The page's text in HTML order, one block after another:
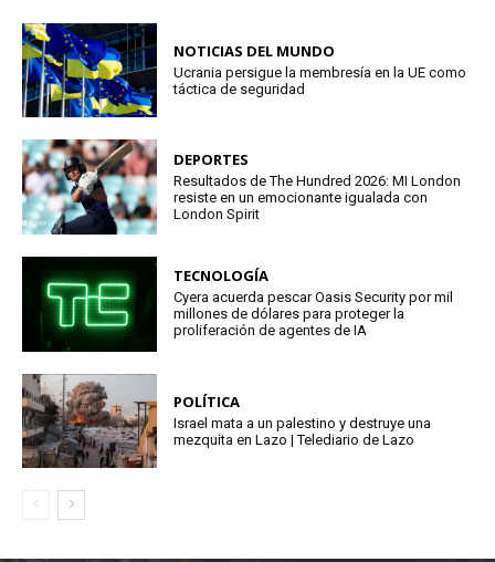
NOTICIAS DEL MUNDO
Ucrania persigue la membresía en la UE como
táctica de seguridad
DEPORTES
Resultados de The Hundred 2026: MI London
resiste en un emocionante igualada con
London Spirit
TECNOLOGÍA
Cyera acuerda pescar Oasis Security por mil
millones de dólares para proteger la
proliferación de agentes de IA
POLÍTICA
Israel mata a un palestino y destruye una
mezquita en Lazo | Telediario de Lazo